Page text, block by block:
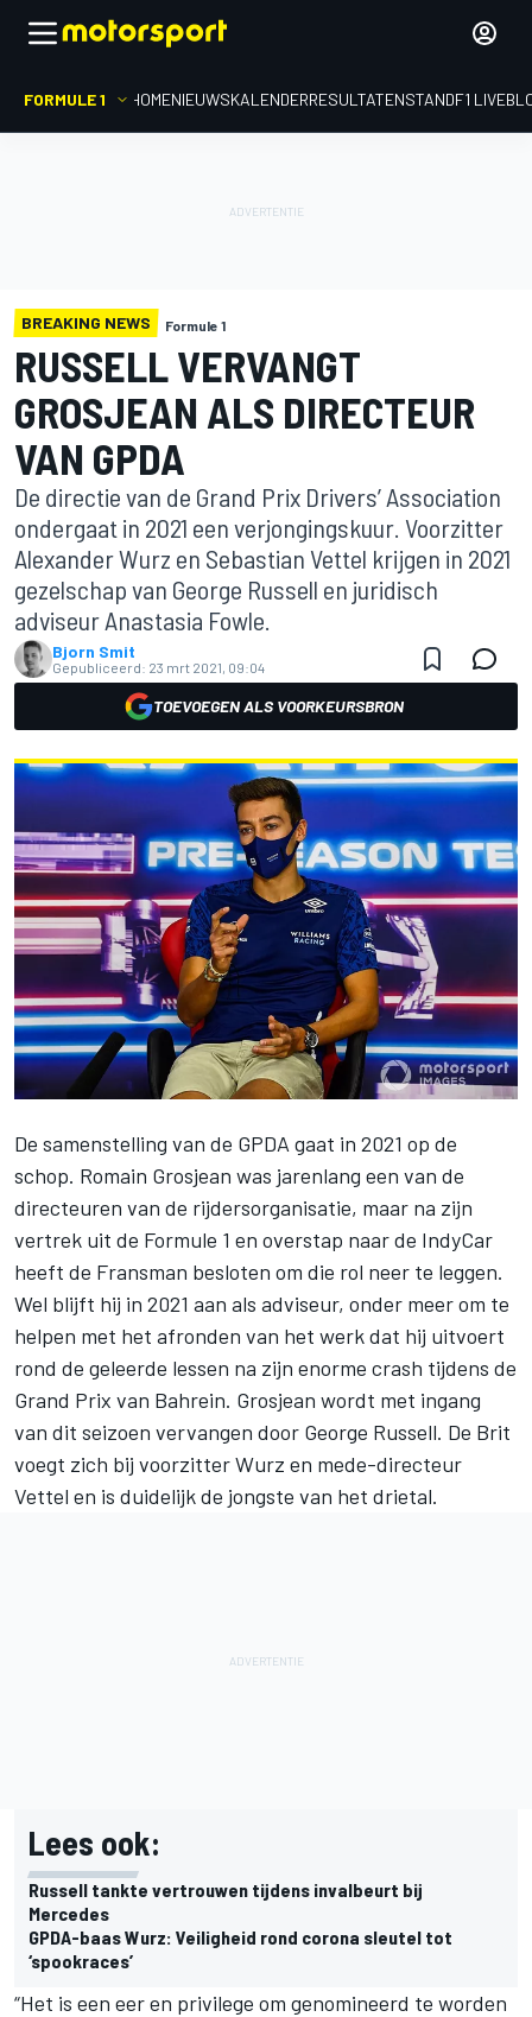
FORMULE 1 HOMENIEUWSKALENDERRESULTATENSTANDF1
BREAKING NEWS Formule 1
RUSSELL VERVANGT
GROSJEAN ALS DIRECTEUR
VAN GPDA
De directie van de Grand Prix Drivers’ Association
ondergaat in 2021 een verjongingskuur. Voorzitter
Alexander Wurz en Sebastian Vettel krijgen in 2021
gezelschap van George Russell en juridisch
adviseur Anastasia Fowle.
Bjorn Smit
Gepubliceerd: 23 mrt 2021, 09:04
TOEVOEGEN ALS VOORKEURSBRON
De samenstelling van de GPDA gaat in 2021 op de
schop. Romain Grosjean was jarenlang een van de
directeuren van de rijdersorganisatie, maar na zijn
vertrek uit de Formule 1 en overstap naar de IndyCar
heeft de Fransman besloten om die rol neer te leggen.
Wel blijft hij in 2021 aan als adviseur, onder meer om te
helpen met het afronden van het werk dat hij uitvoert
rond de geleerde lessen na zijn enorme crash tijdens de
Grand Prix van Bahrein. Grosjean wordt met ingang
van dit seizoen vervangen door George Russell. De Brit
voegt zich bij voorzitter Wurz en mede-directeur
Vettel en is duidelijk de jongste van het drietal.
Lees ook:
Russell tankte vertrouwen tijdens invalbeurt bij
Mercedes
GPDA-baas Wurz: Veiligheid rond corona sleutel tot
‘spookraces’
“Het is een eer en privilege om genomineerd te worden